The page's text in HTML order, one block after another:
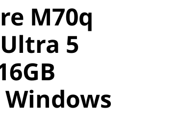
M70q
5
Windows